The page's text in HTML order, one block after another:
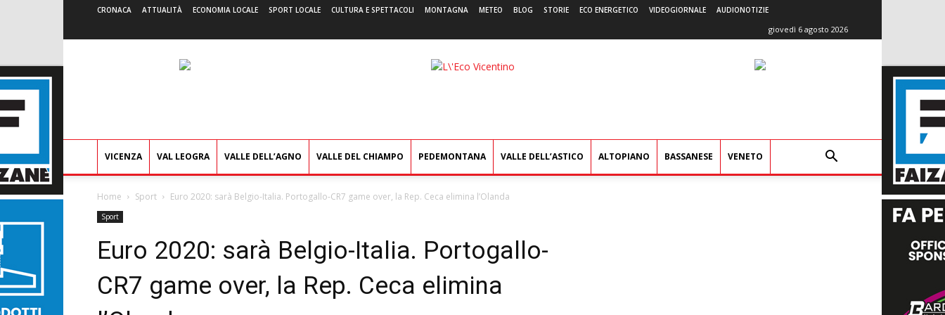
CRONACA ATTUALITÀ ECONOMIA LOCALE SPORT LOCALE CULTURA E SPETTACOLI MONTAGNA METEO BLOG STORIE ECO ENERGETICO VIDEOGIORNALE AUDIONOTIZIE
giovedì 6 agosto 2026
L'Eco
VICENZA VAL LEOGRA VALLE DELL’AGNO VALLE DEL CHIAMPO PEDEMONTANA VALLE DELL’ASTICO ALTOPIANO BASSANESE VENETO
Home Sport Euro 2020: sarà Belgio-Italia. Portogallo-CR7 game over, la Rep. Ceca elimina l’Olanda
Sport
Euro 2020: sarà Belgio-Italia. Portogallo-
CR7 game over, la Rep. Ceca elimina